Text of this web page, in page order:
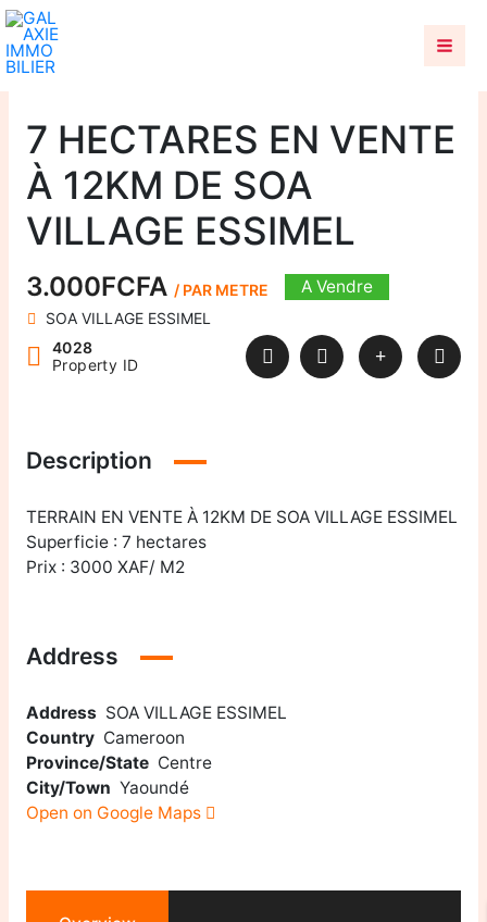
Aller
contenu
7 HECTARES EN VENTE
À 12KM DE SOA
VILLAGE ESSIMEL
3.000FCFA / PAR METRE A Vendre
SOA VILLAGE ESSIMEL
4028
Property ID
Description
TERRAIN EN VENTE À 12KM DE SOA VILLAGE ESSIMEL
Superficie : 7 hectares
Prix : 3000 XAF/ M2
Address
Address SOA VILLAGE ESSIMEL
Country Cameroon
Province/State Centre
City/Town Yaoundé
Open on Google Maps